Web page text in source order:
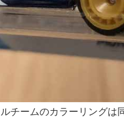
チームのカラーリングは